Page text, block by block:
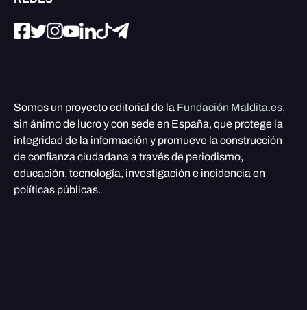
Somos un proyecto editorial de la Fundación Maldita.es,
sin ánimo de lucro y con sede en España, que protege la
integridad de la información y promueve la construcción
de confianza ciudadana a través de periodismo,
educación, tecnología, investigación e incidencia en
políticas públicas.